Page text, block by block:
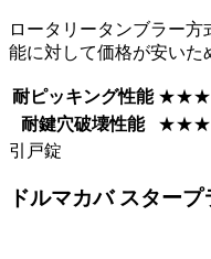
ロータリータンブラー
能に対して価格が安いた
耐ピッキング性能
耐鍵穴破壊性能
引戸錠
ドルマカバ スタープ